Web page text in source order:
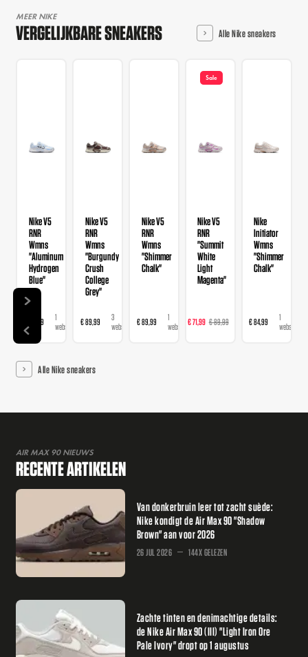
MEER NIKE
VERGELIJKBARE SNEAKERS Alle Nike sneakers
Nike V5
RNR
Wmns
"Aluminum
Hydrogen
Blue"
€ 89,99
1
webshop
Nike V5
RNR
Wmns
"Burgundy
Crush
College
Grey"
€ 89,99
3
webshops
Nike V5
RNR
Wmns
"Shimmer
Chalk"
€ 89,99
1
webshop
Sale
Nike V5
RNR
"Summit
White
Light
Magenta"
€ 71,99 € 89,99
webshops
Nike
Initiator
Wmns
"Shimmer
Chalk"
€ 84,99
1
webshop
Alle Nike sneakers
AIR MAX 90 NIEUWS
RECENTE ARTIKELEN
Van donkerbruin leer tot zacht suède:
Nike kondigt de Air Max 90 "Shadow
Brown" aan voor 2026
26 JUL 2026 144X GELEZEN
Zachte tinten en denimachtige details:
de Nike Air Max 90 (III) "Light Iron Ore
Pale Ivory" dropt op 1 augustus